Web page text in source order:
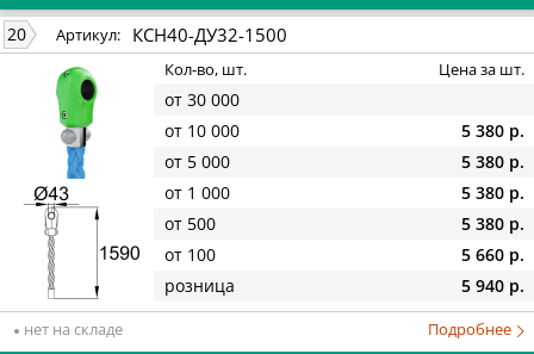
20 Артикул: КСН40-ДУ32-1500
Кол-во, шт. Цена за шт.
от 30 000
от 10 000
5 380 р.
от 5 000
5 380 р.
от 1 000
5 380 р.
от 500
5 380 р.
от 100
5 660 р.
розница
5 940 р.
нет на складе Подробнее